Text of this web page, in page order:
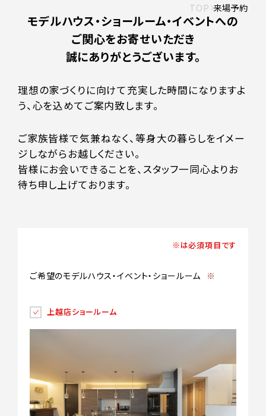
TOP 来場予約
モデルハウス・ショールーム・イベントへの
ご関心をお寄せいただき
誠にありがとうございます。
理想の家づくりに向けて充実した時間になりますよ
う、心を込めてご案内致します。
ご家族皆様で気兼ねなく、等身大の暮らしをイメー
ジしながらお越しください。
皆様にお会いできることを、スタッフ一同心よりお
待ち申し上げております。
※は必須項目です
ご希望のモデルハウス・イベント・ショールーム ※
上越店ショールーム